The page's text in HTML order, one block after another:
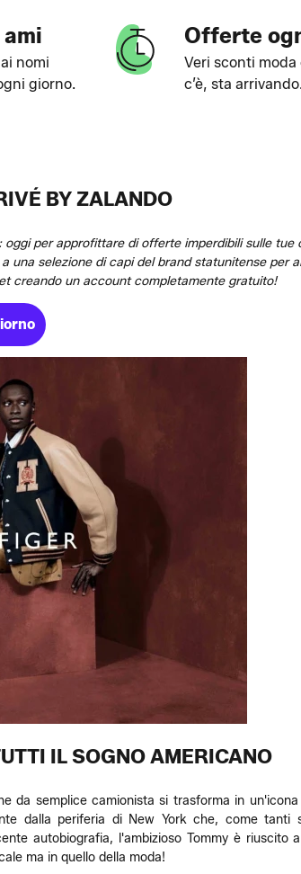
nomi
giorno.
Offerte
Veri sconti moda
c’è, sta arrivando.
BY ZALANDO
per approfittare di offerte imperdibili sulle tue
una selezione di capi del brand statunitense per
creando un account completamente gratuito!
IL SOGNO AMERICANO
da semplice camionista si trasforma in
dalla periferia di New York che, come tanti
autobiografia, l'ambizioso Tommy è riuscito
ma in quello della moda!